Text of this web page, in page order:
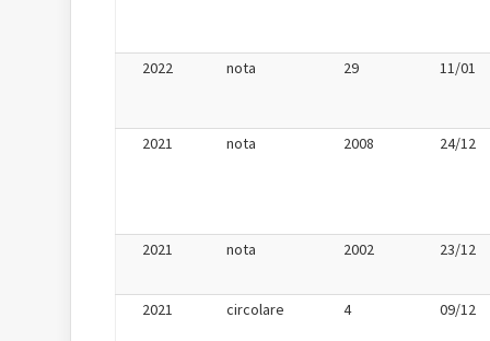
2022 nota 29 11/01
2021 nota 2008 24/12
2021 nota 2002 23/12
2021 circolare 4 09/12